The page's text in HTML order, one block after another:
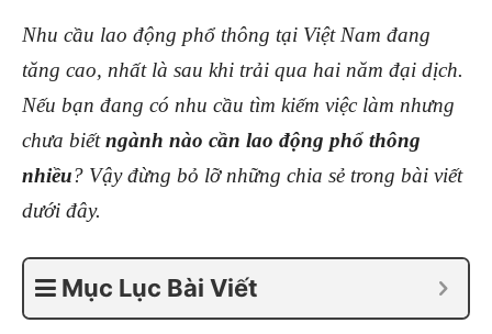
Nhu cầu lao động phổ thông tại Việt Nam đang
tăng cao, nhất là sau khi trải qua hai năm đại dịch.
Nếu bạn đang có nhu cầu tìm kiếm việc làm nhưng
chưa biếtngành nào cần lao động phổ thông
nhiều? Vậy đừng bỏ lỡ những chia sẻ trong bài viết
dưới đây.
Mục Lục Bài Viết